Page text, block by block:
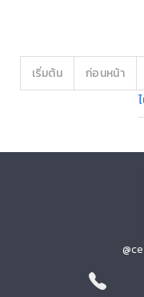
เริ่มต้น ก่อนหน้า